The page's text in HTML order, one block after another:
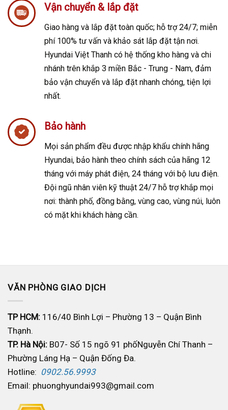
Vận chuyển & lắp đặt
Giao hàng và lắp đặt toàn quốc; hỗ trợ 24/7; miễn
phí 100% tư vấn và khảo sát lắp đặt tận nơi.
Hyundai Việt Thanh có hệ thống kho hàng và chi
nhánh trên khắp 3 miền Bắc - Trung - Nam, đảm
bảo vận chuyển và lắp đặt nhanh chóng, tiện lợi
nhất.
Bảo hành
Mọi sản phẩm đều được nhập khẩu chính hãng
Hyundai, bảo hành theo chính sách của hãng 12
tháng với máy phát điện, 24 tháng với bộ lưu điện.
Đội ngũ nhân viên kỹ thuật 24/7 hỗ trợ khắp mọi
nơi: thành phố, đồng bằng, vùng cao, vùng núi, luôn
có mặt khi khách hàng cần.
VĂN PHÒNG GIAO DỊCH
TP HCM: 116/40 Bình Lợi – Phường 13 – Quận Bình
Thạnh.
TP. Hà Nội: B07- Số 15 ngõ 91 phốNguyễn Chí Thanh –
Phường Láng Hạ – Quận Đống Đa.
Hotline: 0902.56.9993
Email: phuonghyundai993@gmail.com